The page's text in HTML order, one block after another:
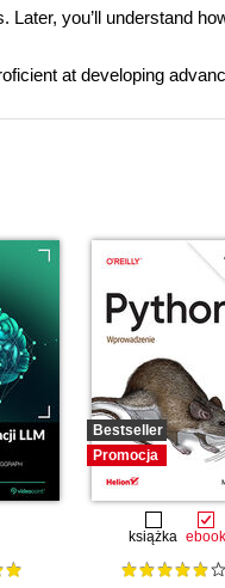
you’ll understand
at developing
Bestseller
Promocja
książka ebook